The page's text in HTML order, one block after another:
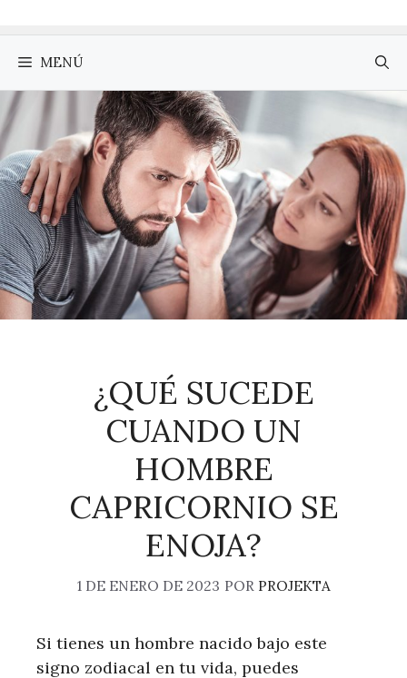
MENÚ
¿QUÉ SUCEDE
CUANDO UN
HOMBRE
CAPRICORNIO SE
ENOJA?
1 DE ENERO DE 2023 POR PROJEKTA
Si tienes un hombre nacido bajo este
signo zodiacal en tu vida, puedes